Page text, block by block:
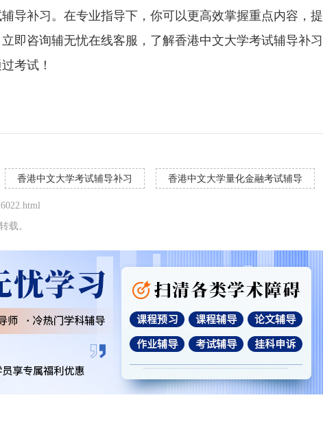
导补习。在专业指导下，你可以更高效掌握重点内容，提
即咨询辅无忧在线客服，了解香港中文大学考试辅导补习
考试！
香港中文大学考试辅导补习 香港中文大学量化金融考试辅导
载。